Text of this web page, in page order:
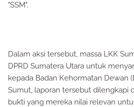
"SSM".
Dalam aksi tersebut, massa LKK
DPRD Sumatera Utara untuk
kepada Badan Kehormatan Dewan
Sumut, laporan tersebut dilengkapi
bukti yang mereka nilai relevan